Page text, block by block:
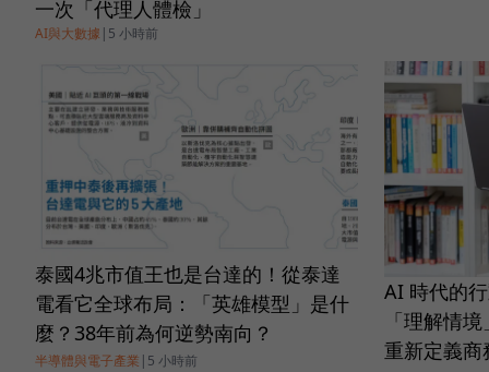
一次「代理人體檢」
AI與大數據 | 5 小時前
泰國4兆市值王也是台達的！從泰達
電看它全球布局：「英雄模型」是什
麼？38年前為何逆勢南向？
半導體與電子產業 | 5 小時前
AI 時代的
「理解情
重新定義